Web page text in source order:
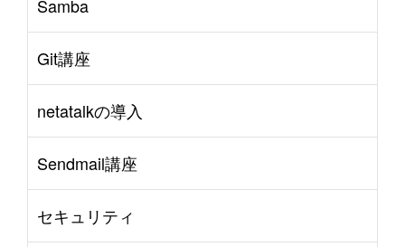
Samba
Git講座
netatalkの導入
Sendmail講座
セキュリティ